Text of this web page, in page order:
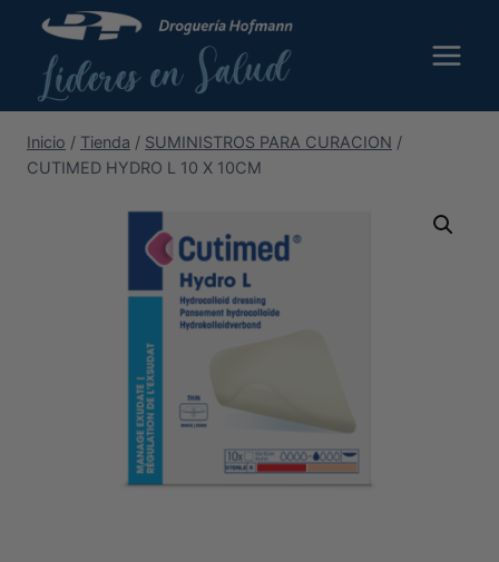
Saltar
contenido
Inicio / Tienda / SUMINISTROS PARA CURACION /
CUTIMED HYDRO L 10 X 10CM